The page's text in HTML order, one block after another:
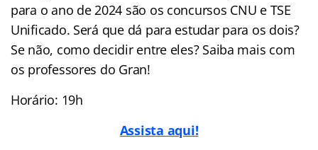
para o ano de 2024 são os concursos CNU e TSE
Unificado. Será que dá para estudar para os dois?
Se não, como decidir entre eles? Saiba mais com
os professores do Gran!
Horário: 19h
Assista aqui!